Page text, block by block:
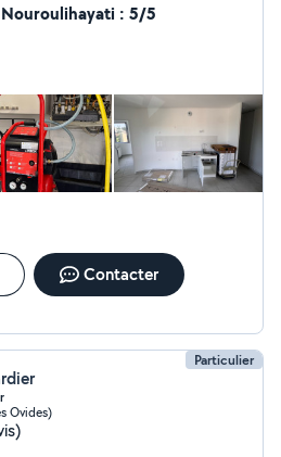
: 5/5
Contacter
Particulier
Ovides)